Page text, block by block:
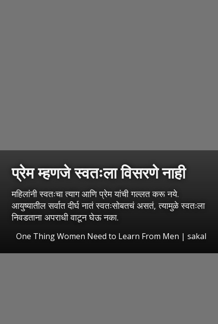
प्रेम म्हणजेस्वतःलाविसरणे नाही
महिलांनी स्वतःचा त्याग आणि प्रेम यांची गल्लत करू नये.
आयुष्यातील सर्वात दीर्घ नातं स्वतःसोबतचं असतं, त्यामुळे स्वतःला
निवडताना अपराधी वाटून घेऊ नका.
One Thing Women Need to Learn From Men | sakal